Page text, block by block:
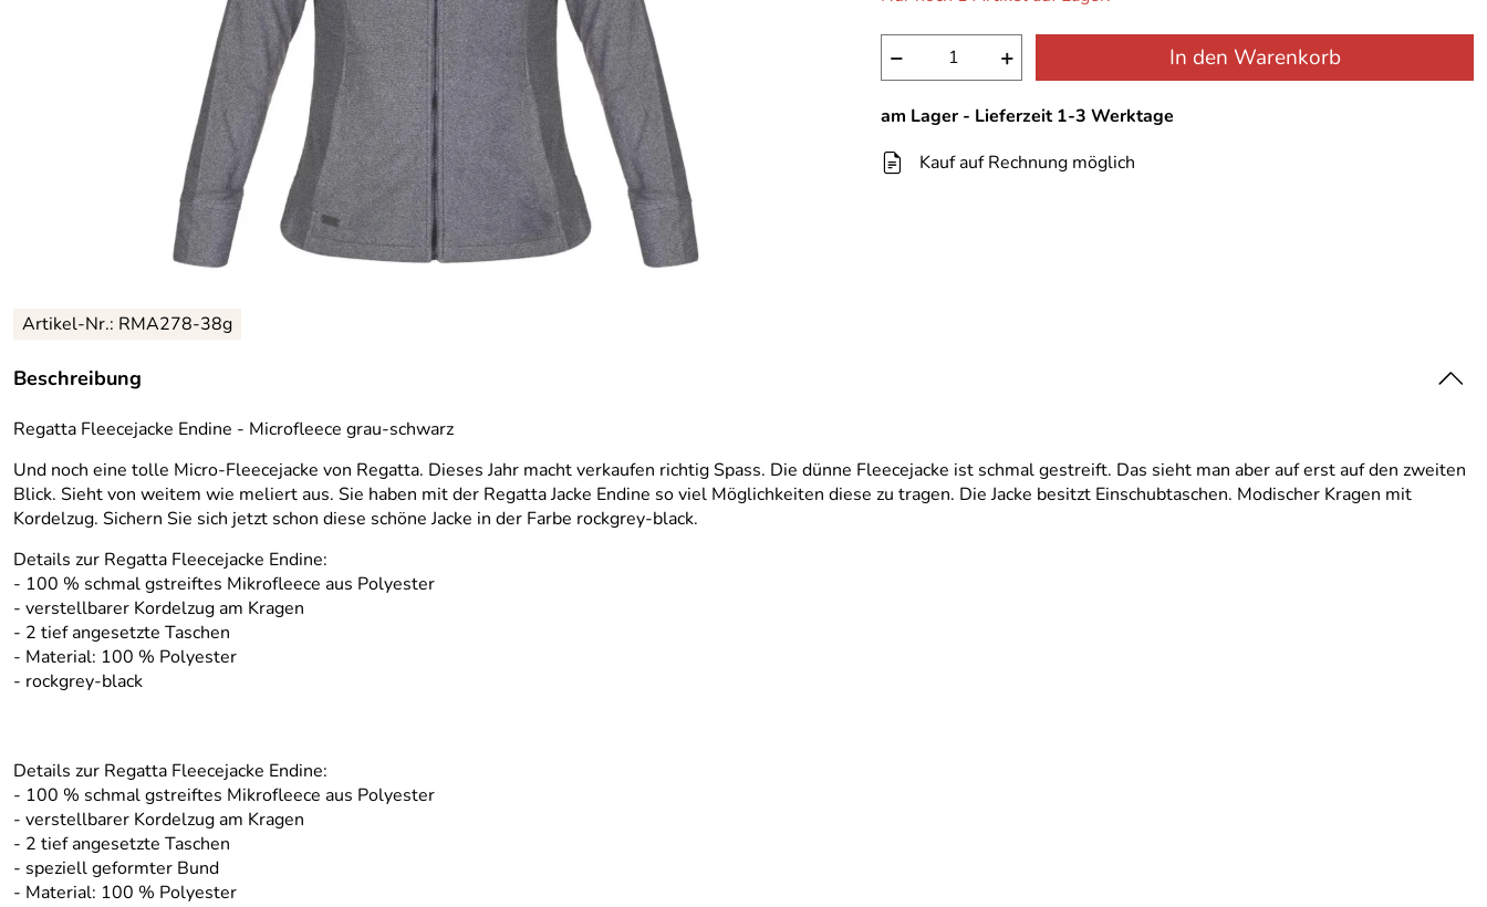
− + In den Warenkorb
am Lager - Lieferzeit 1-3 Werktage
Kauf auf Rechnung möglich
Artikel-Nr.: RMA278-38g
Beschreibung
Regatta Fleecejacke Endine - Microfleece grau-schwarz
Und noch eine tolle Micro-Fleecejacke von Regatta. Dieses Jahr macht verkaufen richtig Spass. Die dünne Fleecejacke ist schmal gestreift. Das sieht man aber auf erst auf den zweiten
Blick. Sieht von weitem wie meliert aus. Sie haben mit der Regatta Jacke Endine so viel Möglichkeiten diese zu tragen. Die Jacke besitzt Einschubtaschen. Modischer Kragen mit
Kordelzug. Sichern Sie sich jetzt schon diese schöne Jacke in der Farbe rockgrey-black.
Details zur Regatta Fleecejacke Endine:
- 100 % schmal gstreiftes Mikrofleece aus Polyester
- verstellbarer Kordelzug am Kragen
- 2 tief angesetzte Taschen
- Material: 100 % Polyester
- rockgrey-black
Details zur Regatta Fleecejacke Endine:
- 100 % schmal gstreiftes Mikrofleece aus Polyester
- verstellbarer Kordelzug am Kragen
- 2 tief angesetzte Taschen
- speziell geformter Bund
- Material: 100 % Polyester